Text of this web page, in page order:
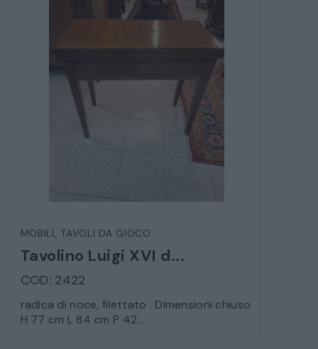
MOBILI, TAVOLI DA GIOCO
Tavolino Luigi XVI d...
COD: 2422
radica di noce, filettato . Dimensioni chiuso
H 77 cm L 84 cm P 42...